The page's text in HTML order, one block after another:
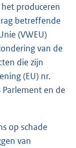
produceren
betreffende
(VWEU)
van de
die zijn
(EU) nr.
en de
op schade
van